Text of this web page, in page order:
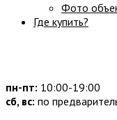
Фото
Где купить?
пн-пт: 10:00-19:00
сб, вс: по